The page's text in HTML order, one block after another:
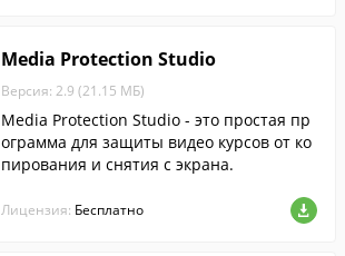
Media Protection Studio
Версия: 2.9 (21.15 МБ)
Media Protection Studio - это простая пр
ограмма для защиты видео курсов от ко
пирования и снятия с экрана.
Лицензия: Бесплатно